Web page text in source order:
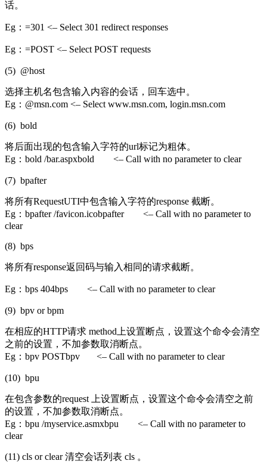
话。
Eg：=301 <– Select 301 redirect responses
Eg：=POST <– Select POST requests
(5) @host
选择主机名包含输入内容的会话，回车选中。
Eg：@msn.com <– Select www.msn.com, login.msn.com
(6) bold
将后面出现的包含输入字符的url标记为粗体。
Eg：bold /bar.aspxbold <– Call with no parameter to clear
(7) bpafter
将所有RequestUTI中包含输入字符的response 截断。
Eg：bpafter /favicon.icobpafter <– Call with no parameter to
clear
(8) bps
将所有response返回码与输入相同的请求截断。
Eg：bps 404bps <– Call with no parameter to clear
(9) bpv or bpm
在相应的HTTP请求 method上设置断点，设置这个命令会清空
之前的设置，不加参数取消断点。
Eg：bpv POSTbpv <– Call with no parameter to clear
(10) bpu
在包含参数的request 上设置断点，设置这个命令会清空之前
的设置，不加参数取消断点。
Eg：bpu /myservice.asmxbpu <– Call with no parameter to
clear
(11) cls or clear 清空会话列表 cls 。